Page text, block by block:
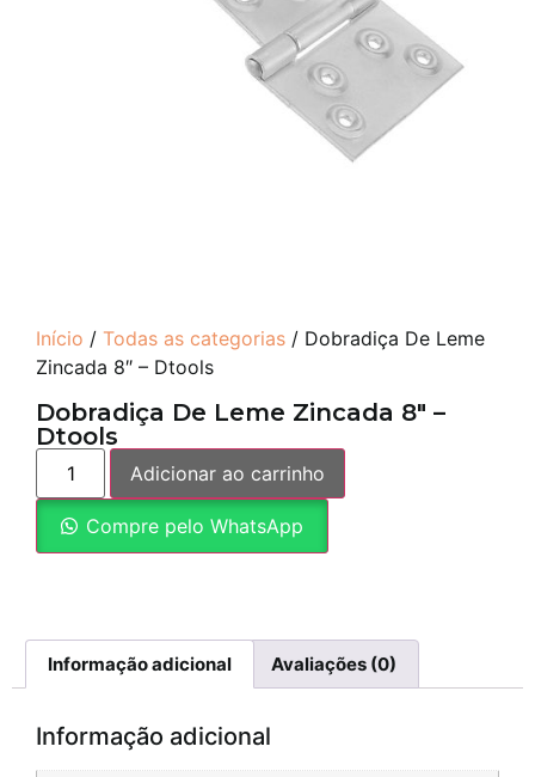
Início / Todas as categorias / Dobradiça De Leme
Zincada 8″ – Dtools
Dobradiça De Leme Zincada 8″ –
Dtools
Adicionar ao carrinho
Compre pelo WhatsApp
Informação adicional Avaliações (0)
Informação adicional